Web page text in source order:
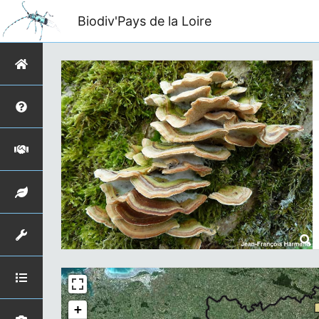
Biodiv'Pays de la Loire
+